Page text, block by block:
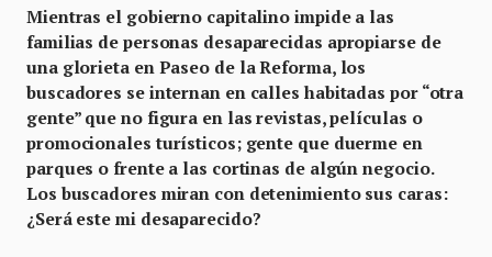
Mientras el gobierno capitalino impide a las
familias de personas desaparecidas apropiarse de
una glorieta en Paseo de la Reforma, los
buscadores se internan en calles habitadas por “otra
gente” que no figura en las revistas, películas o
promocionales turísticos; gente que duerme en
parques o frente a las cortinas de algún negocio.
Los buscadores miran con detenimiento sus caras:
¿Será este mi desaparecido?